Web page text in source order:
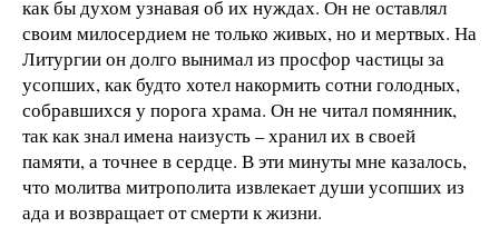
как бы духом узнавая об их нуждах. Он не оставлял
своим милосердием не только живых, но и мертвых. На
Литургии он долго вынимал из просфор частицы за
усопших, как будто хотел накормить сотни голодных,
собравшихся у порога храма. Он не читал помянник,
так как знал имена наизусть – хранил их в своей
памяти, а точнее в сердце. В эти минуты мне казалось,
что молитва митрополита извлекает души усопших из
ада и возвращает от смерти к жизни.